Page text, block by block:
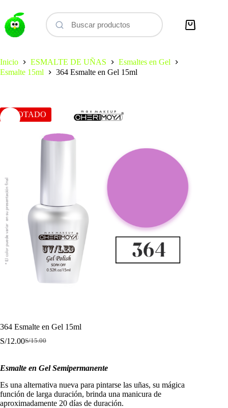
contenido
Carro
Inicio
ESMALTE DE UÑAS
Esmaltes en Gel
Esmalte 15ml
364 Esmalte en Gel 15ml
AGOTADO
364 Esmalte en Gel 15ml
S/15.00
El
era:
S/15.00.
S/12.00El
es:
S/12.00.
Esmalte en Gel Semipermanente
Es una alternativa nueva para pintarse las uñas, su mágica
función de larga duración, brinda una manicura de
aproximadamente 20 días de duración.